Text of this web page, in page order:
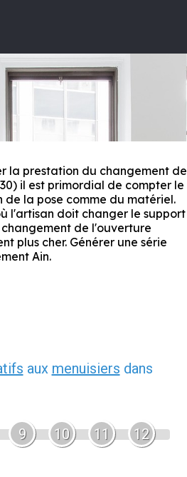
la prestation du changement de
il est primordial de compter le
de la pose comme du matériel.
l'artisan doit changer le support
de l'ouverture
plus cher. Générer une série
Ain.
aux menuisiers dans
9 10 11 12